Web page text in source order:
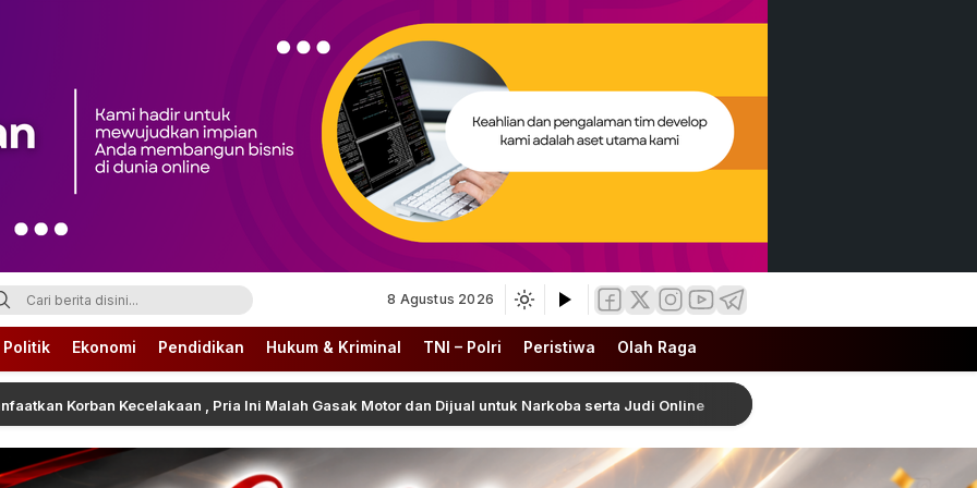
8 Agustus 2026
Politik Ekonomi Pendidikan Hukum & Kriminal TNI – Polri Peristiwa Olah Raga
Kecelakaan , Pria Ini Malah Gasak Motor dan Dijual untuk Narkoba serta Judi Online Pemkab Simalungun Percepat